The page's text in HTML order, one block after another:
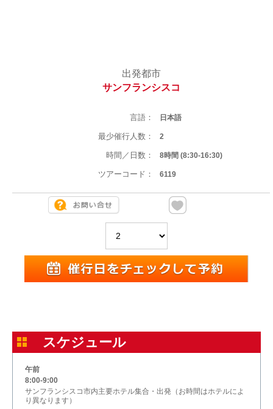
出発都市
サンフランシスコ
言語： 日本語
最少催行人数： 2
時間／日数： 8時間 (8:30-16:30)
ツアーコード： 6119
スケジュール
午前
8:00-9:00
サンフランシスコ市内主要ホテル集合・出発（お時間はホテルによ
り異なります）